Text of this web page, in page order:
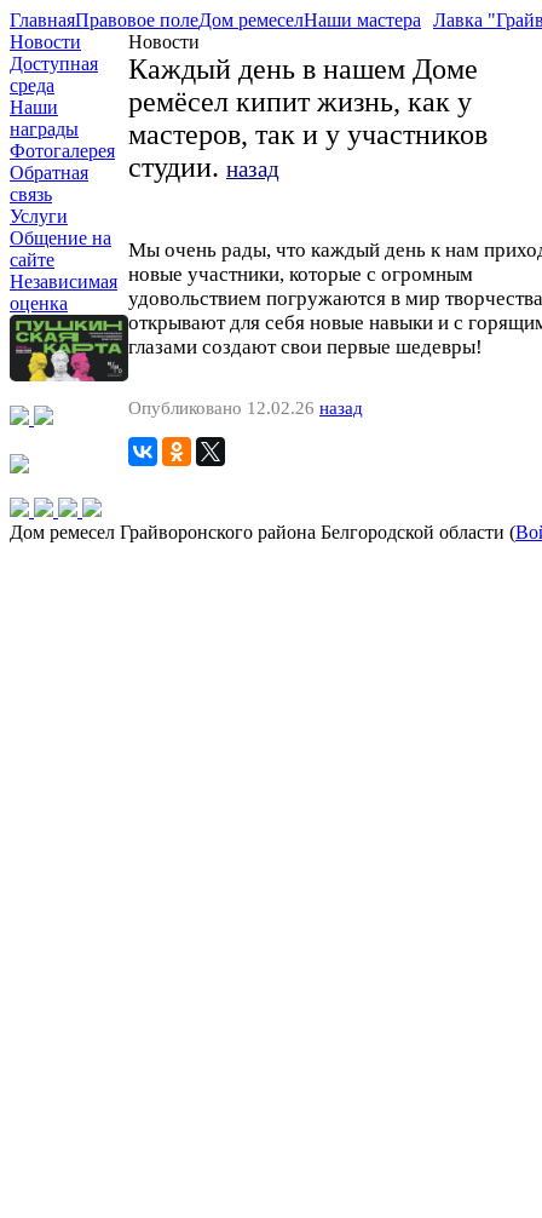
ГлавнаяПравовое полеДом ремеселНаши мастера
Лавка
Новости
Доступная
среда
Наши
награды
Фотогалерея
Обратная
связь
Услуги
Общение на
сайте
Независимая
оценка
Новости
Каждый день в нашем Доме
ремёсел кипит жизнь, как у
мастеров, так и у участников
студии. назад
Мы очень рады, что каждый день к нам
новые участники, которые с огромным
удовольствием погружаются в мир
открывают для себя новые навыки и с
глазами создают свои первые шедевры!
Опубликовано 12.02.26 назад
Дом ремесел Грайворонского района Белгородской области (